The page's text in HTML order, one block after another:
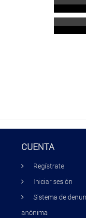
CUENTA
Regístrate
Iniciar sesión
Sistema de
anónima